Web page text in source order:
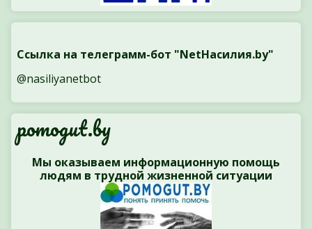
Ссылка на телеграмм-бот "NetНасилия.by"
@nasiliyanetbot
pomogut.by
Мы оказываем информационную помощь
людям в трудной жизненной ситуации